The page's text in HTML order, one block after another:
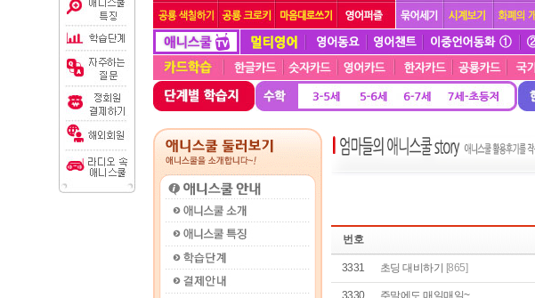
번호
3331 초딩 대비하기 [865]
3330 주말에도 매일매일~